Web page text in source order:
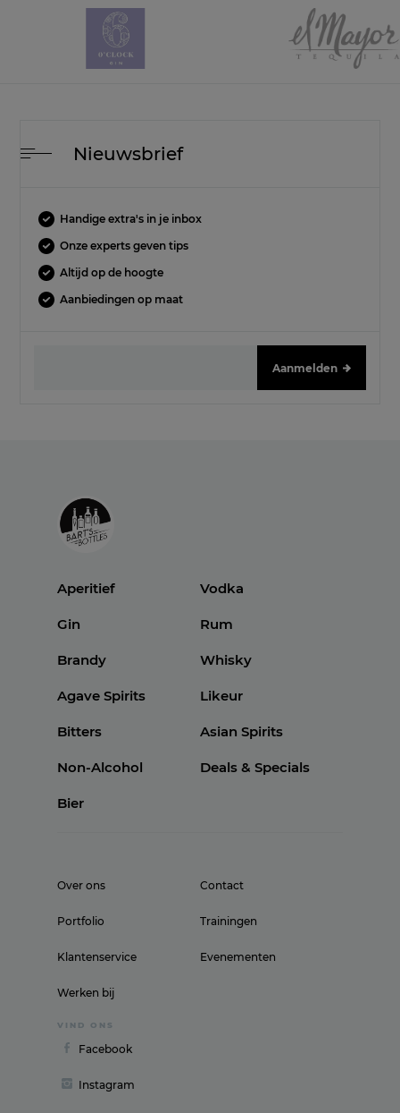
Nieuwsbrief
Handige extra's in je inbox
Onze experts geven tips
Altijd op de hoogte
Aanbiedingen op maat
Aanmelden
Aperitief Vodka
Gin Rum
Brandy Whisky
Agave Spirits Likeur
Bitters Asian Spirits
Non-Alcohol Deals & Specials
Bier
Over ons
Portfolio
Klantenservice
Werken bij
Contact
Trainingen
Evenementen
VIND ONS
Facebook
Instagram